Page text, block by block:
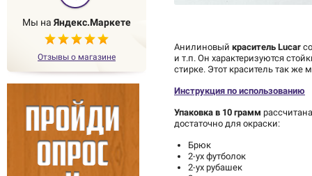
Мы на Яндекс.Маркете
Отзывы о магазине
Анилиновый краситель Lucar
и т.п. Он характеризуются
стирке. Этот краситель так же
Инструкция по использованию
Упаковка в 10 грамм
достаточно для окраски:
Брюк
2-ух футболок
2-ух рубашек